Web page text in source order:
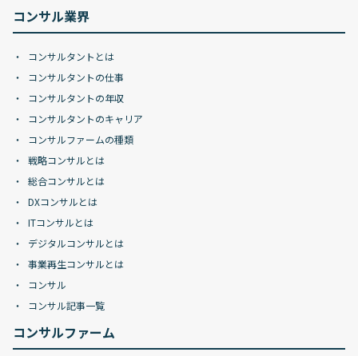
コンサル業界
コンサルタントとは
コンサルタントの仕事
コンサルタントの年収
コンサルタントのキャリア
コンサルファームの種類
戦略コンサルとは
総合コンサルとは
DXコンサルとは
ITコンサルとは
デジタルコンサルとは
事業再生コンサルとは
コンサル
コンサル記事一覧
コンサルファーム